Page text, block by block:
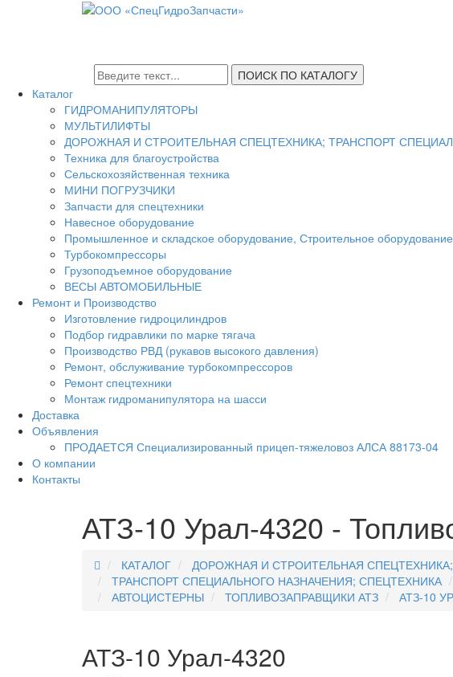
ПОИСК ПО КАТАЛОГУ
Каталог
ГИДРОМАНИПУЛЯТОРЫ
МУЛЬТИЛИФТЫ
ДОРОЖНАЯ И СТРОИТЕЛЬНАЯ СПЕЦТЕХНИКА; ТРАНСПОРТ
Техника для благоустройства
Сельскохозяйственная техника
МИНИ ПОГРУЗЧИКИ
Запчасти для спецтехники
Навесное оборудование
Промышленное и складское оборудование, Строительное оборудование
Турбокомпрессоры
Грузоподъемное оборудование
ВЕСЫ АВТОМОБИЛЬНЫЕ
Ремонт и Производство
Изготовление гидроцилиндров
Подбор гидравлики по марке тягача
Производство РВД (рукавов высокого давления)
Ремонт, обслуживание турбокомпрессоров
Ремонт спецтехники
Монтаж гидроманипулятора на шасси
Доставка
Объявления
ПРОДАЕТСЯ Специализированный прицеп-тяжеловоз АЛСА 88173-04
О компании
Контакты
АТЗ-10 Урал-4320 -
КАТАЛОГ
ДОРОЖНАЯ И СТРОИТЕЛЬНАЯ
ТРАНСПОРТ СПЕЦИАЛЬНОГО НАЗНАЧЕНИЯ; СПЕЦТЕХНИКА
АВТОЦИСТЕРНЫ
ТОПЛИВОЗАПРАВЩИКИ АТЗ АТЗ-10
АТЗ-10 Урал-4320